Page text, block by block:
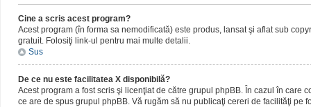
Cine a scris acest program?
Acest program (în forma sa nemodificată) este produs, lansat şi aflat sub
gratuit. Folosiţi link-ul pentru mai multe detalii.
Sus
De ce nu este facilitatea X disponibilă?
Acest program a fost scris şi licenţiat de către grupul phpBB. În cazul în care
ce are de spus grupul phpBB. Vă rugăm să nu publicaţi cereri de facilităţi